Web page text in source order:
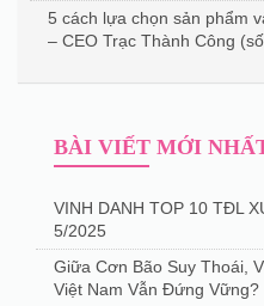
5 cách lựa chọn sản phẩm
– CEO Trạc Thành Công
BÀI VIẾT MỚI
VINH DANH TOP 10 TĐL
5/2025
Giữa Cơn Bão Suy Thoái,
Việt Nam Vẫn Đứng Vững?